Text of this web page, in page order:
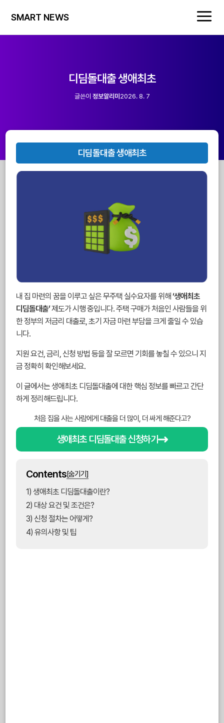
SMART NEWS
디딤돌대출 생애최초
글쓴이 정보알리미2026. 8. 7
디딤돌대출 생애최초
내 집 마련의 꿈을 이루고 싶은 무주택 실수요자를 위해‘생애최초
디딤돌대출’제도가 시행 중입니다. 주택 구매가 처음인 사람들을 위
한 정부의 저금리 대출로, 초기 자금 마련 부담을 크게 줄일 수 있습
니다.
지원 요건, 금리, 신청 방법 등을 잘 모르면 기회를 놓칠 수 있으니 지
금 정확히 확인해보세요.
이 글에서는 생애최초 디딤돌대출에 대한 핵심 정보를 빠르고 간단
하게 정리해드립니다.
처음 집을 사는 사람에게 대출을 더 많이, 더 싸게 해준다고?
생애최초 디딤돌대출 신청하기
Contents[숨기기]
1) 생애최초 디딤돌대출이란?
2) 대상 요건 및 조건은?
3) 신청 절차는 어떻게?
4) 유의사항 및 팁